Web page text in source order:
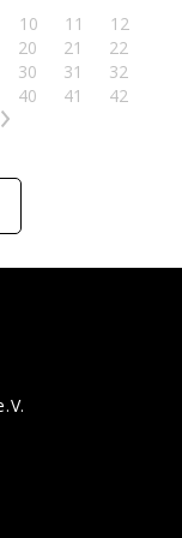
10 11
12
20 21
22
30 31
32
40 41
42
>